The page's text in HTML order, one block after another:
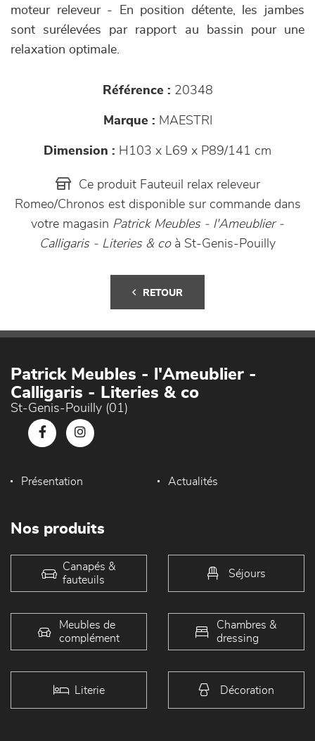
moteur releveur - En position détente, les jambes
sont surélevées par rapport au bassin pour une
relaxation optimale.
Référence : 20348
Marque : MAESTRI
Dimension : H103 x L69 x P89/141 cm
Ce produit Fauteuil relax releveur
Romeo/Chronos est disponible sur commande dans
votre magasin Patrick Meubles - l'Ameublier -
Calligaris - Literies & coà St-Genis-Pouilly
RETOUR
Patrick Meubles - l'Ameublier -
Calligaris - Literies & co
St-Genis-Pouilly (01)
Présentation Actualités
Nos produits
Canapés &
fauteuils
Séjours
Meubles de
complément
Chambres &
dressing
Literie Décoration